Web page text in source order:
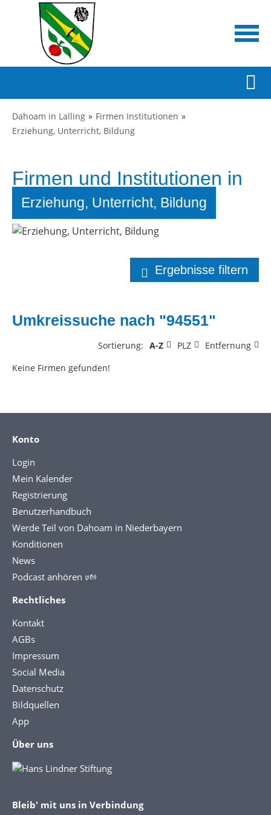
Dahoam in Lalling
Firmen Institutionen
Erziehung, Unterricht, Bildung
Firmen und Institutionen in
Lalling
Erziehung, Unterricht, Bildung
Ergebnisse filtern
Umkreissuche nach "94551"
Sortierung: A-Z PLZ
Entfernung
Keine Firmen gefunden!
Konto
Login
Mein Kalender
Registrierung
Benutzerhandbuch
Werde Teil von Dahoam in Niederbayern
Konditionen
News
Podcast anhören 🕬
Rechtliches
Kontakt
AGBs
Impressum
Social Media
Datenschutz
Bildquellen
App
Über uns
Bleib' mit uns in Verbindung